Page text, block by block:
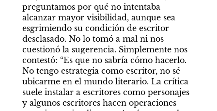
preguntamos por qué no intentaba
alcanzar mayor visibilidad, aunque sea
esgrimiendo su condición de escritor
desclasado. No lo tomó a mal ni nos
cuestionó la sugerencia. Simplemente nos
contestó: “Es que no sabría cómo hacerlo.
No tengo estrategia como escritor, no sé
ubicarme en el mundo literario. La crítica
suele instalar a escritores como personajes
y algunos escritores hacen operaciones